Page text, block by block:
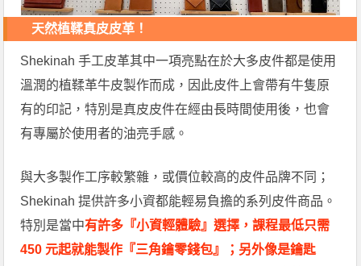
天然植鞣真皮皮革！
Shekinah 手工皮革其中一項亮點在於大多皮件都是使用
溫潤的植鞣革牛皮製作而成，因此皮件上會帶有牛隻原
有的印記，特別是真皮皮件在經由長時間使用後，也會
有專屬於使用者的油亮手感。
與大多製作工序較繁雜，或價位較高的皮件品牌不同；
Shekinah 提供許多小資都能輕易負擔的系列皮件商品。
特別是當中有許多『小資輕體驗』選擇，課程最低只需
450 元起就能製作『三角鑰零錢包』；另外像是鑰匙